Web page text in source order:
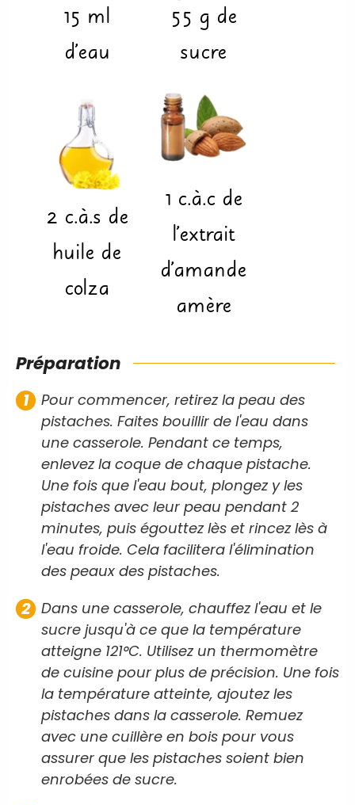
15 ml
d'eau
55 g de
sucre
2 c.à.s de
huile de
colza
1 c.à.c de
l'extrait
d'amande
amère
Préparation
Pour commencer, retirez la peau des
pistaches. Faites bouillir de l'eau dans
une casserole. Pendant ce temps,
enlevez la coque de chaque pistache.
Une fois que l'eau bout, plongez y les
pistaches avec leur peau pendant 2
minutes, puis égouttez lès et rincez lès à
l'eau froide. Cela facilitera l'élimination
des peaux des pistaches.
Dans une casserole, chauffez l'eau et le
sucre jusqu'à ce que la température
atteigne 121°C. Utilisez un thermomètre
de cuisine pour plus de précision. Une fois
la température atteinte, ajoutez les
pistaches dans la casserole. Remuez
avec une cuillère en bois pour vous
assurer que les pistaches soient bien
enrobées de sucre.